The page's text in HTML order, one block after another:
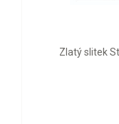
Zlatý slitek